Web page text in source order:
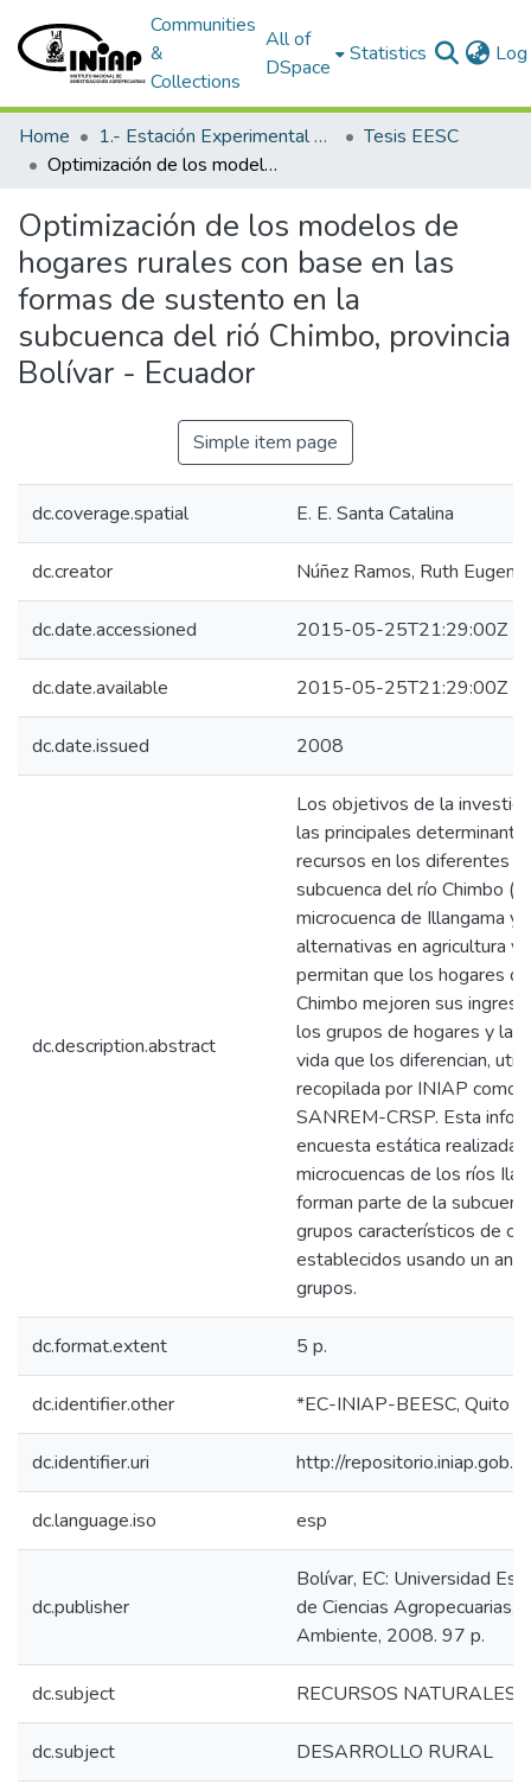
Communities
&
Collections
All of
DSpace
Statistics
Home 1.- Estación Experimental Santa Catalina
Tesis EESC
Optimización de los modelos de hogares rurales con base en las formas de sustento en la subcuenca del rió Chimbo, provincia Bolívar - Ecuador
Optimización de los modelos de
hogares rurales con base en las
formas de sustento en la
subcuenca del rió Chimbo, provincia
Bolívar - Ecuador
Simple item page
dc.coverage.spatial E. E. Santa Catalina
dc.creator Núñez Ramos, Ruth Eugenia
dc.date.accessioned 2015-05-25T21:29:00Z
dc.date.available 2015-05-25T21:29:00Z
dc.date.issued 2008
dc.description.abstract
Los objetivos de la
las principales
recursos en los diferentes
subcuenca del río Chimbo
microcuenca de Illangama y
alternativas en agricultura y
permitan que los hogares
Chimbo mejoren sus
los grupos de hogares y
vida que los diferencian,
recopilada por INIAP como
SANREM-CRSP. Esta
encuesta estática realizada
microcuencas de los ríos
forman parte de la
grupos característicos de
establecidos usando un
grupos.
dc.format.extent 5 p.
dc.identifier.other *EC-INIAP-BEESC, Quito
dc.identifier.uri http://
dc.language.iso esp
dc.publisher
Bolívar, EC: Universidad
de Ciencias Agropecuarias,
Ambiente, 2008. 97 p.
dc.subject RECURSOS NATURALES
dc.subject DESARROLLO RURAL